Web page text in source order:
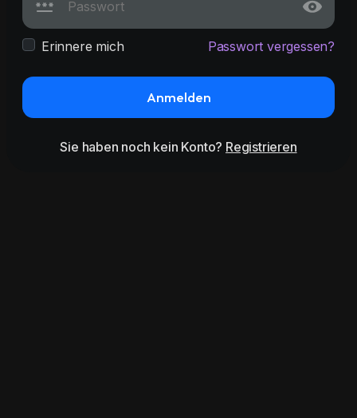
Erinnere mich Passwort vergessen?
Anmelden
Sie haben noch kein Konto? Registrieren